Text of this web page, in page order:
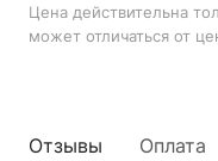
Цена действительна
может отличаться от
Отзывы Оплата